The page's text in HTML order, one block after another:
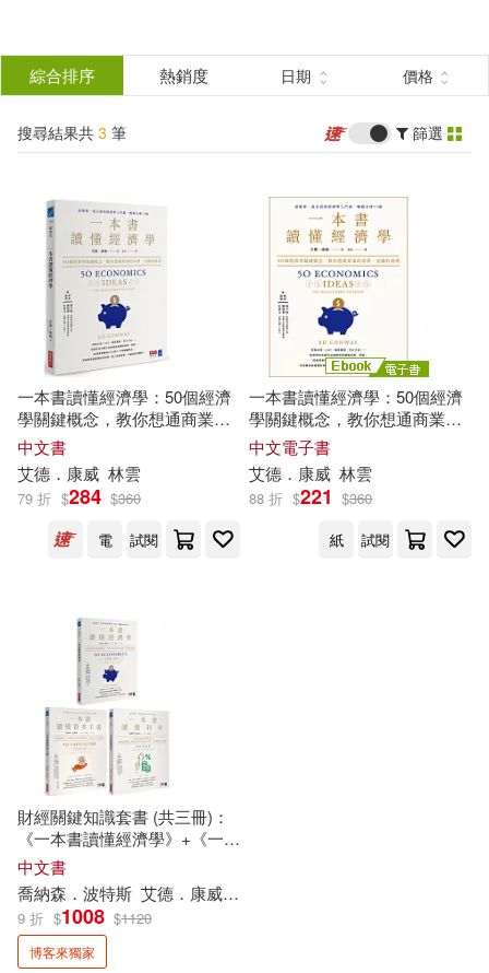
結
分類 (單選)
所有商品(3) 圖書(2)
電子書(1)
作者 (可複選)
艾德．康威(3)
喬納森．波特斯(1) 趙慶燁(1)
商業周刊(3)
配送方式 (可複選)
可超商取貨(2)
可港澳店取(2)
可新加坡店取(2)
綜合排序 熱銷度 日期 價格
搜尋結果共 3 筆 篩選
一本書讀懂經濟學：50個經濟
學關鍵概念，教你想通商業的
原理、金錢的道理
中文書
艾德 ． 康威 林雲
79 折 $284 $360
電
試閱
一本書讀懂經濟學：50個經濟
學關鍵概念，教你想通商業的
原理、金錢的道理 (電子書)
中文電子書
艾德 ． 康威 林雲
88 折 $221 $360
紙
試閱
財經關鍵知識套書 (共三冊)：
《一本書讀懂經濟學》+《一本
書讀懂資本主義》+《一本書讀
懂利率》【博客來獨家限量套
書】
中文書
喬納森．波特斯 艾德 ． 康威 趙慶燁
9 折 $1008 $1120
博客來獨家